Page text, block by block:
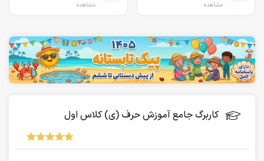
مشاهده مشاهده
کاربرگ جامع آموزش حرف (ی) کلاس اول